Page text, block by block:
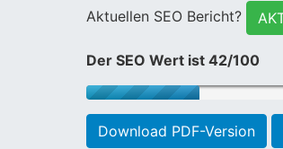
Aktuellen SEO Bericht?
Der SEO Wert ist 42/100
Download PDF-Version